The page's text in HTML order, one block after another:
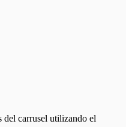
del carrusel utilizando el